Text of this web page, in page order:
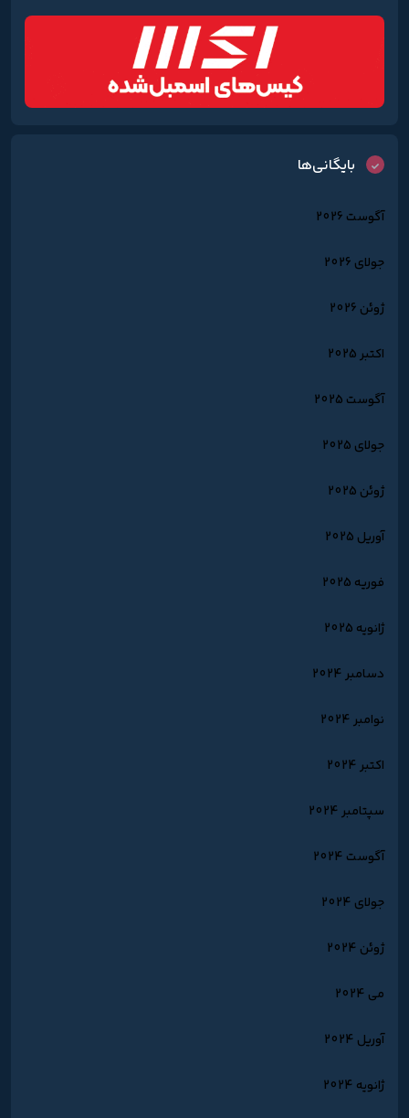
بایگانی‌ها
آگوست 2026
جولای 2026
ژوئن 2026
اکتبر 2025
آگوست 2025
جولای 2025
ژوئن 2025
آوریل 2025
فوریه 2025
ژانویه 2025
دسامبر 2024
نوامبر 2024
اکتبر 2024
سپتامبر 2024
آگوست 2024
جولای 2024
ژوئن 2024
می 2024
آوریل 2024
ژانویه 2024